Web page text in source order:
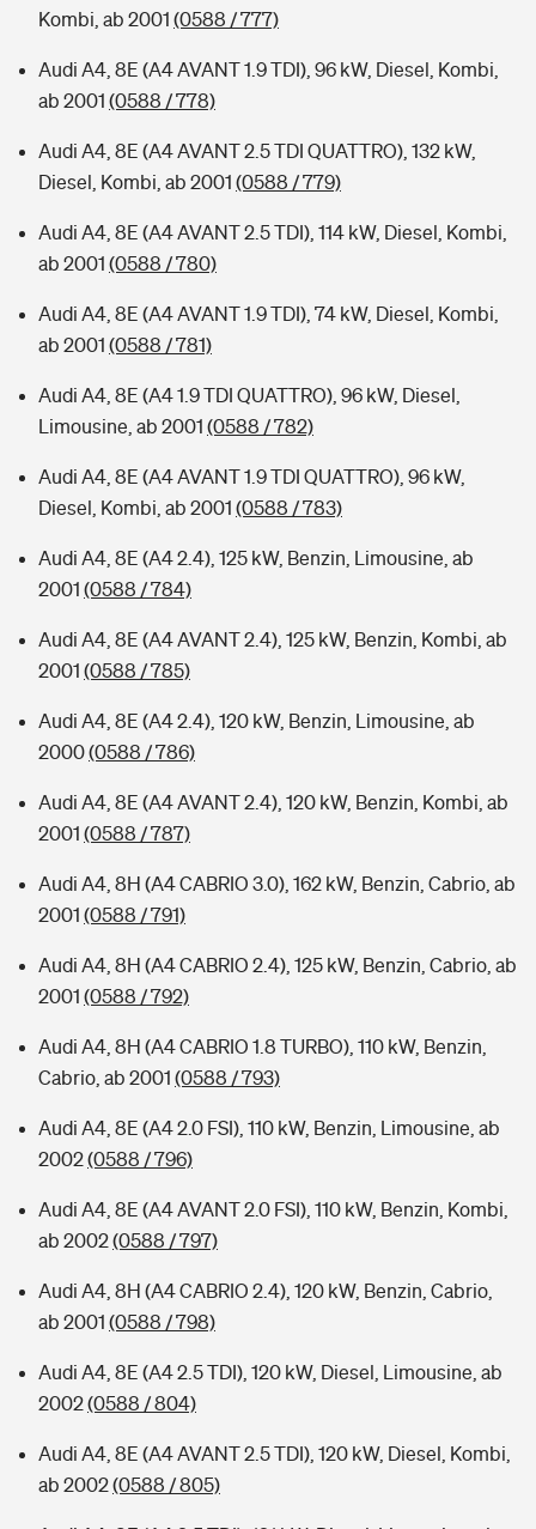
Kombi, ab 2001 (0588 / 777)
Audi A4, 8E (A4 AVANT 1.9 TDI), 96 kW, Diesel, Kombi,
ab 2001 (0588 / 778)
Audi A4, 8E (A4 AVANT 2.5 TDI QUATTRO), 132 kW,
Diesel, Kombi, ab 2001 (0588 / 779)
Audi A4, 8E (A4 AVANT 2.5 TDI), 114 kW, Diesel, Kombi,
ab 2001 (0588 / 780)
Audi A4, 8E (A4 AVANT 1.9 TDI), 74 kW, Diesel, Kombi,
ab 2001 (0588 / 781)
Audi A4, 8E (A4 1.9 TDI QUATTRO), 96 kW, Diesel,
Limousine, ab 2001 (0588 / 782)
Audi A4, 8E (A4 AVANT 1.9 TDI QUATTRO), 96 kW,
Diesel, Kombi, ab 2001 (0588 / 783)
Audi A4, 8E (A4 2.4), 125 kW, Benzin, Limousine, ab
2001 (0588 / 784)
Audi A4, 8E (A4 AVANT 2.4), 125 kW, Benzin, Kombi, ab
2001 (0588 / 785)
Audi A4, 8E (A4 2.4), 120 kW, Benzin, Limousine, ab
2000(0588 / 786)
Audi A4, 8E (A4 AVANT 2.4), 120 kW, Benzin, Kombi, ab
2001 (0588 / 787)
Audi A4, 8H (A4 CABRIO 3.0), 162 kW, Benzin, Cabrio, ab
2001 (0588 / 791)
Audi A4, 8H (A4 CABRIO 2.4), 125 kW, Benzin, Cabrio, ab
2001 (0588 / 792)
Audi A4, 8H (A4 CABRIO 1.8 TURBO), 110 kW, Benzin,
Cabrio, ab 2001 (0588 / 793)
Audi A4, 8E (A4 2.0 FSI), 110 kW, Benzin, Limousine, ab
2002(0588 / 796)
Audi A4, 8E (A4 AVANT 2.0 FSI), 110 kW, Benzin, Kombi,
ab 2002(0588 / 797)
Audi A4, 8H (A4 CABRIO 2.4), 120 kW, Benzin, Cabrio,
ab 2001 (0588 / 798)
Audi A4, 8E (A4 2.5 TDI), 120 kW, Diesel, Limousine, ab
2002(0588 / 804)
Audi A4, 8E (A4 AVANT 2.5 TDI), 120 kW, Diesel, Kombi,
ab 2002(0588 / 805)